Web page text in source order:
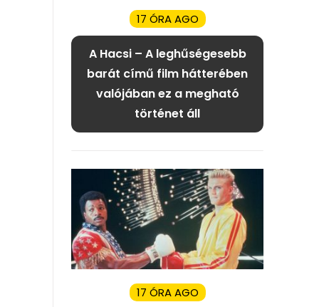
17 ÓRA AGO
A Hacsi – A leghűségesebb
barát című film hátterében
valójában ez a megható
történet áll
17 ÓRA AGO